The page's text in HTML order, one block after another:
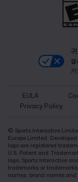
캘
가
EULA
Privacy Policy
© Sports Interactive
Europe Limited.
logo are registered
U.S. Patent and
logo, Sports Interactive
trademarks or
names, brand names and